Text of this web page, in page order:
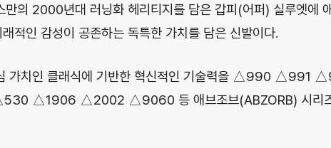
만의 2000년대 러닝화 헤리티지를 담은 갑피(어퍼) 실루엣에
적인 감성이 공존하는 독특한 가치를 담은 신발이다.
가치인 클래식에 기반한 혁신적인 기술력을 △990
△1906 △2002 △9060 등 애브조브(ABZORB) 시리즈